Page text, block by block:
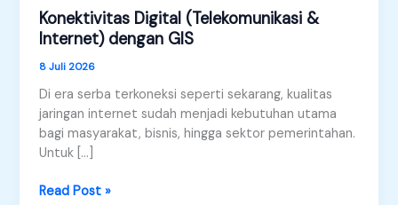
Konektivitas Digital (Telekomunikasi &
Internet) dengan GIS
8 Juli 2026
Di era serba terkoneksi seperti sekarang, kualitas
jaringan internet sudah menjadi kebutuhan utama
bagi masyarakat, bisnis, hingga sektor pemerintahan.
Untuk […]
Konektivitas
Read Post »